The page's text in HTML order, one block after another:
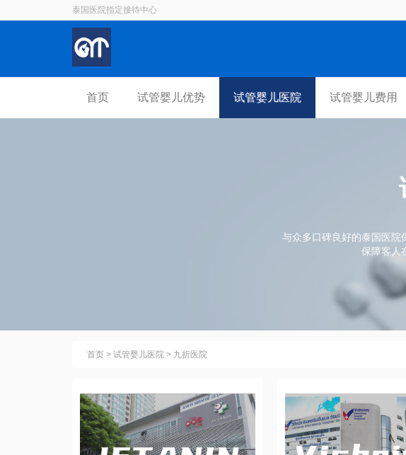
泰国医院指定接待中心
首页 试管婴儿优势 试管婴儿医院 试管婴儿费用
与众多口碑良好的泰国医院
保障客人
首页 > 试管婴儿医院 > 九折医院